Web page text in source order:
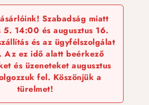
Szabadság miatt
5. 14:00 és augusztus 16.
és az ügyfélszolgálat
Az ez idő alatt beérkező
és üzeneteket augusztus
fel. Köszönjük a
türelmet!